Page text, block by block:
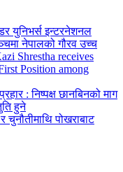
युनिभर्स इन्टरनेशनल
नेपालको गौरव उच्च
Shrestha receives
Position among
: निष्पक्ष छानबिनको माग
हुने
चुनौतीमाथि पोखराबाट